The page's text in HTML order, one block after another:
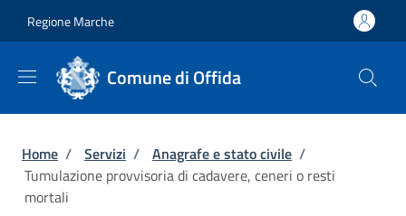
Regione Marche
Comune di Offida
Briciole di pane
Home / Servizi / Anagrafe e stato civile /
Tumulazione provvisoria di cadavere, ceneri o resti
mortali